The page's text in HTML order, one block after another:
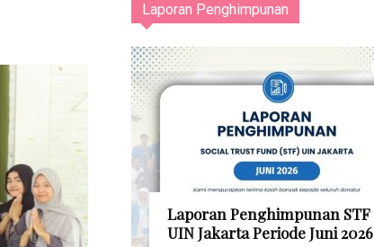
Laporan Penghimpunan
Laporan Penghimpunan STF
UIN Jakarta Periode Juni 2026